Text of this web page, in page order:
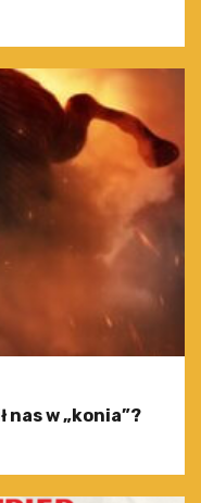
nas w „konia”?